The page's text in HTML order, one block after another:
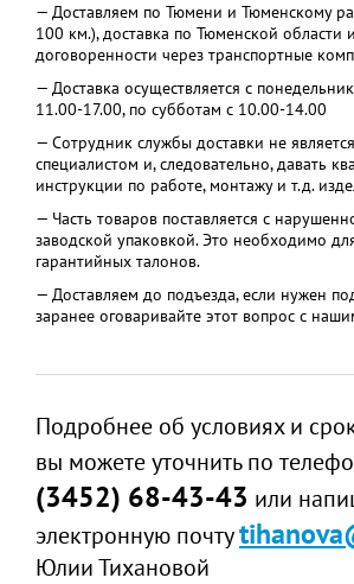
— Доставляем по Тюмени и Тюменскому
100 км.), доставка по Тюменской области
договоренности через транспортные
— Доставка осуществляется с
11.00-17.00, по субботам с 10.00-14.00
— Сотрудник службы доставки не
специалистом и, следовательно, давать
инструкции по работе, монтажу и т.д.
— Часть товаров поставляется с
заводской упаковкой. Это необходимо
гарантийных талонов.
— Доставляем до подъезда, если нужен
заранее оговаривайте этот вопрос с
Подробнее об условиях и
вы можете уточнить по
(3452) 68-43-43 или
электронную почту
Юлии Тихановой